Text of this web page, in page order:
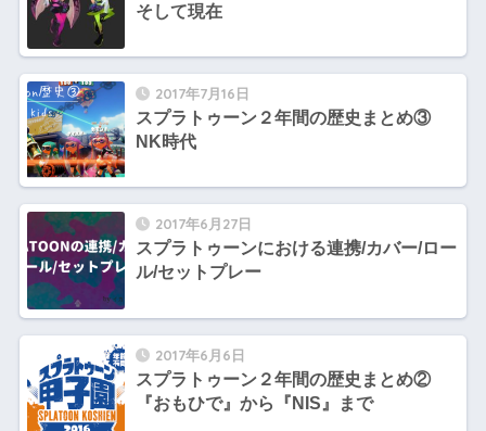
そして現在
2017年7月16日
スプラトゥーン２年間の歴史まとめ③
NK時代
2017年6月27日
スプラトゥーンにおける連携/カバー/ロー
ル/セットプレー
2017年6月6日
スプラトゥーン２年間の歴史まとめ②
『おもひで』から『NIS』まで